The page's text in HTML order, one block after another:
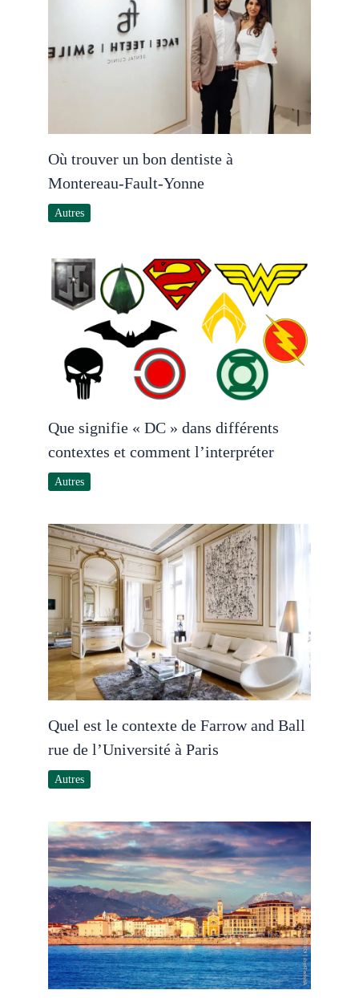
Où trouver un bon dentiste à
Montereau-Fault-Yonne
Autres
Que signifie « DC » dans différents
contextes et comment l’interpréter
Autres
Quel est le contexte de Farrow and Ball
rue de l’Université à Paris
Autres